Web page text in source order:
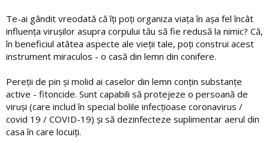
Te-ai gândit vreodată că îți poți organiza viața în așa fel încât
influența virușilor asupra corpului tău să fie redusă la nimic? Că,
în beneficiul atâtea aspecte ale vieții tale, poți construi acest
instrument miraculos - o casă din lemn din conifere.
Pereții de pin și molid ai caselor din lemn conțin substanțe
active - fitoncide. Sunt capabili să protejeze o persoană de
viruși (care includ în special bolile infecțioase coronavirus /
covid 19 / COVID-19) și să dezinfecteze suplimentar aerul din
casa în care locuiți.